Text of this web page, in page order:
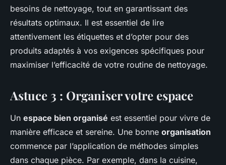
besoins de nettoyage, tout en garantissant des
résultats optimaux. Il est essentiel de lire
attentivement les étiquettes et d’opter pour des
produits adaptés à vos exigences spécifiques pour
maximiser l’efficacité de votre routine de nettoyage.
Astuce 3 : Organiser votre espace
Un espace bien organisé est essentiel pour vivre de
manière efficace et sereine. Une bonne organisation
commence par l’application de méthodes simples
dans chaque pièce. Par exemple, dans la cuisine,